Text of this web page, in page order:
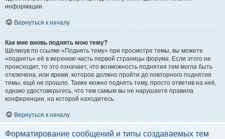
информации.
Вернуться к началу
Как мне вновь поднять мою тему?
Щёлкнув по ссылке «Поднять тему» при просмотре темы, вы можете
«поднять» её в верхнюю часть первой страницы форума. Если этого не
происходит, то это означает, что возможность поднятия тем могла быть
отключена, или время, которое должно пройти до повторного поднятия
темы, ещё не прошло. Также можно поднять тему, просто ответив на неё,
однако удостоверьтесь, что тем самым вы не нарушаете правила
конференции, на которой находитесь.
Вернуться к началу
Форматирование сообщений и типы создаваемых тем